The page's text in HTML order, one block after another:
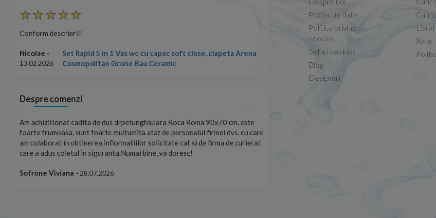
Conform descrierii!
Nicolae -
13.02.2026
Set Rapid 5 in 1 Vas wc cu capac soft close, clapeta Arena
Cosmopolitan Grohe Bau Ceramic
Conform descrierii!
13.02.2026
Despre comenzi
Am achizitionat cadita de dus drpetunghiulara Roca Roma 90x70 cm, este
foarte frumoasa, sunt foarte multumita atat de personalul firmei dvs. cu care
am colaborat in obtinerea infiormatiilor solicitate cat si de firma de curierat
care a adus coletul in siguranta.Numai bine, va doresc!
Sofrone Viviana - 28.07.2026
Protectie date
Politica privind
cookies
Setari cookies
Blog
Designeri
Cum
Rate